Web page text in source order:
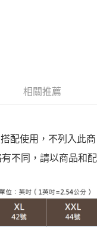
相關推薦
配使用，不列入此商
不同，請以商品和配